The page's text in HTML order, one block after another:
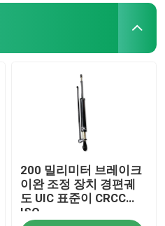
200 밀리미터 브레이크
이완 조정 장치 경편궤
도 UIC 표준이 CRCC
ISO